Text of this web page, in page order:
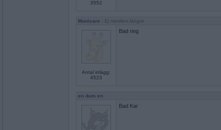
3552
Monicare - Ej medlem längre
Antal inlägg:
4523
Bad ring
en dum en
Bad Kar